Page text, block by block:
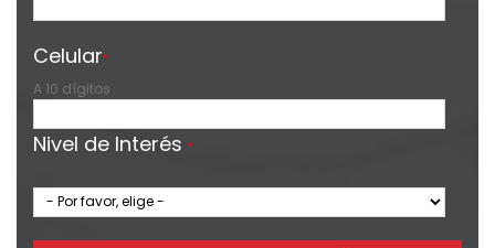
Celular*
A 10 dígitos
Nivel de Interés *